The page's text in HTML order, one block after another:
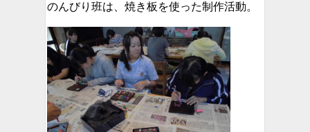
のんびり班は、焼き板を使った制作活動。